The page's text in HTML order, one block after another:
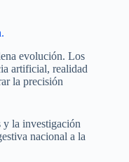
evolución. Los
artificial, realidad
la precisión
y la investigación
nacional a la